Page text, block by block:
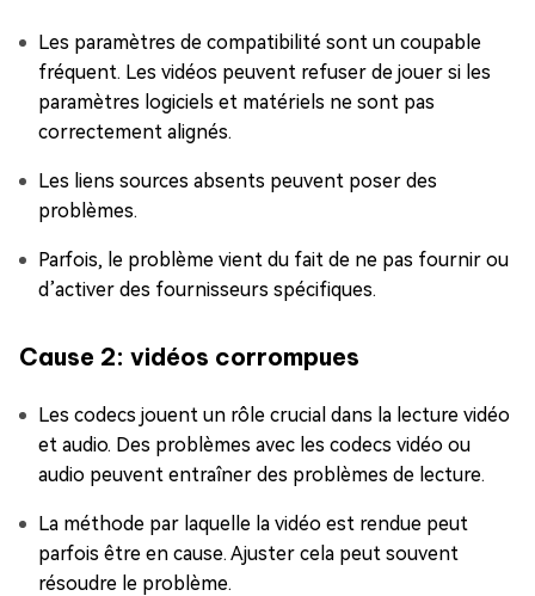
Les paramètres de compatibilité sont un coupable
fréquent. Les vidéos peuvent refuser de jouer si les
paramètres logiciels et matériels ne sont pas
correctement alignés.
Les liens sources absents peuvent poser des
problèmes.
Parfois, le problème vient du fait de ne pas fournir ou
d’activer des fournisseurs spécifiques.
Cause 2: vidéos corrompues
Les codecs jouent un rôle crucial dans la lecture vidéo
et audio. Des problèmes avec les codecs vidéo ou
audio peuvent entraîner des problèmes de lecture.
La méthode par laquelle la vidéo est rendue peut
parfois être en cause. Ajuster cela peut souvent
résoudre le problème.